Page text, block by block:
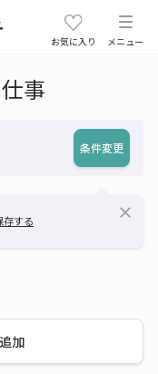
お気に入り メニュー
事
条件変更
存する close
加